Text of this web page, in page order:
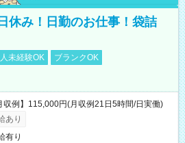
休み！日勤のお仕事！袋詰
未経験OK
ブランクOK
例】115,000円(月収例21日5時間/日実働)
あり
有り